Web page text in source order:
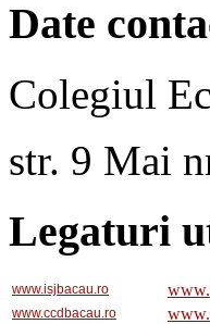
Date
Colegiul
str. 9 Mai
Legaturi
www.isjbacau.ro
www.ccdbacau.ro